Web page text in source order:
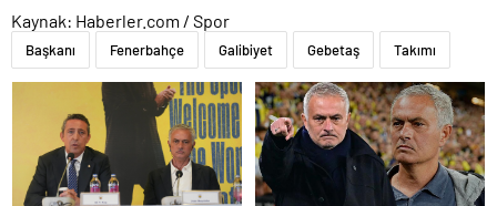
Kaynak: Haberler.com / Spor
Başkanı Fenerbahçe Galibiyet Gebetaş Takımı